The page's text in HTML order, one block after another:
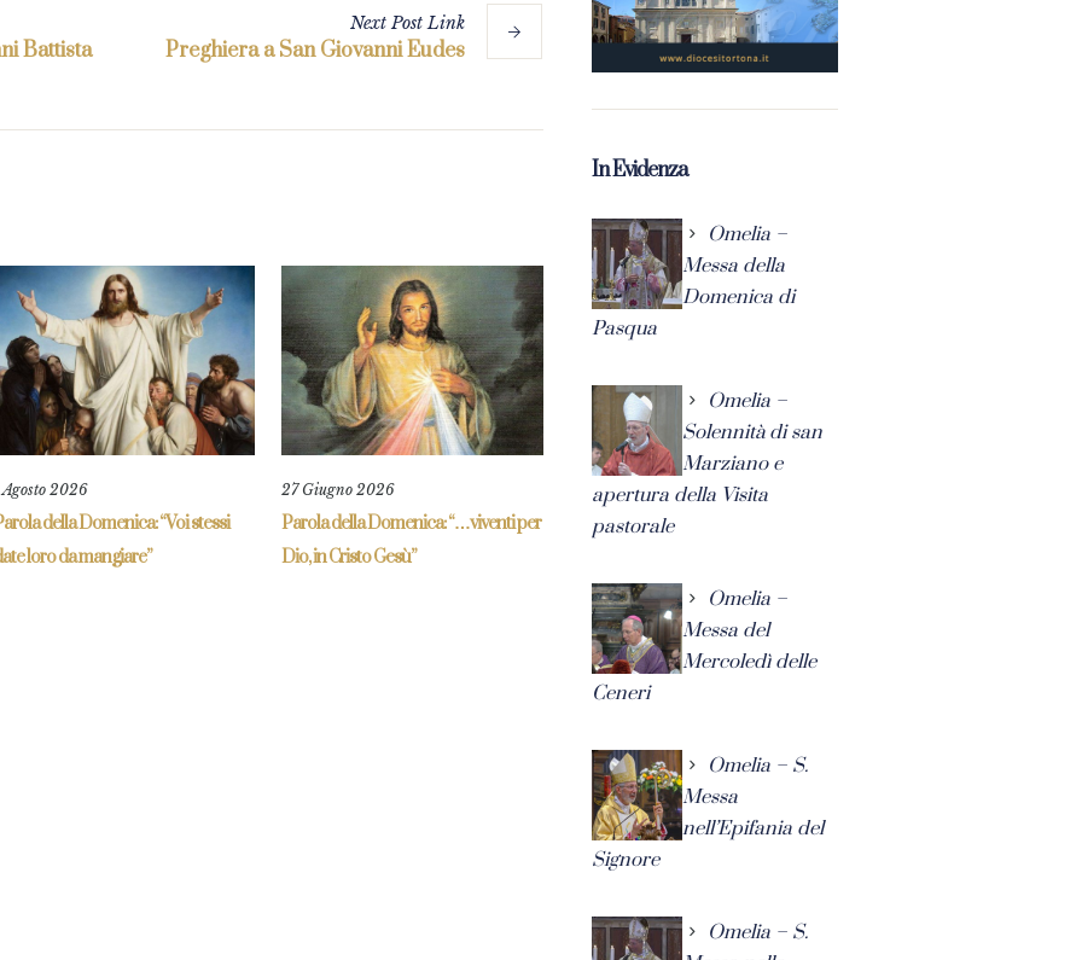
Battista
NextPostLink
Preghiera a San Giovanni Eudes
Agosto 2026
della Domenica: “Voi stessi
loro da mangiare”
27 Giugno 2026
Parola della Domenica: “…viventi per
Dio, in Cristo Gesù”
In Evidenza
Omelia –
Messa della
Domenica di
Pasqua
Omelia –
Solennità di san
Marziano e
apertura della Visita
pastorale
Omelia –
Messa del
Mercoledì delle
Ceneri
Omelia – S.
Messa
nell’Epifania del
Signore
Omelia – S.